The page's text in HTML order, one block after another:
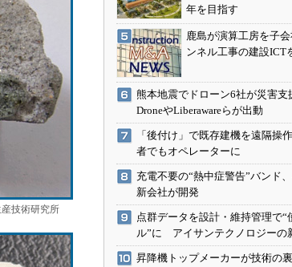
技術研究所
年を目指す
鹿島が演算工房を子
ンネル工事の建設ICT
熊本地震でドローン6社が災害支
DroneやLiberawareらが出動
「後付け」で既存建機を遠隔操
者でもオペレーターに
充電不要の“熱中症警告”バンド
新会社が開発
点群データを設計・維持管理で“
ル”に アイサンテクノロジーの
昇降機トップメーカーが技術の